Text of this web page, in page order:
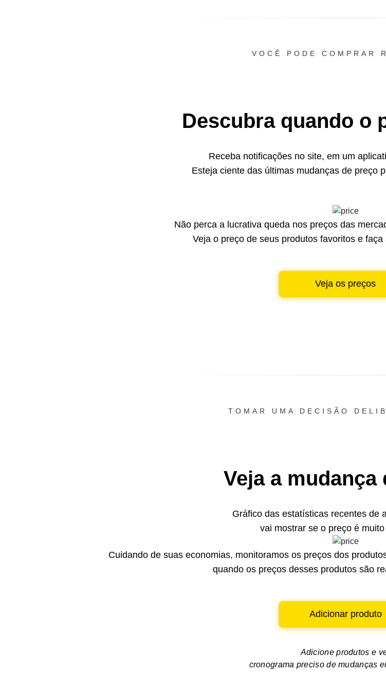
VOCÊ PODE COMPRAR
Descubra quando o
Receba notificações no site, em um
Esteja ciente das últimas mudanças de preço
Não perca a lucrativa queda nos preços das
Veja o preço de seus produtos favoritos e
Veja os preços
TOMAR UMA DECISÃO
Veja a mudança
Gráfico das estatísticas recentes de
vai mostrar se o preço é
Cuidando de suas economias, monitoramos os preços dos
quando os preços desses produtos são
Adicionar produto
Adicione produtos e
cronograma preciso de mudanças